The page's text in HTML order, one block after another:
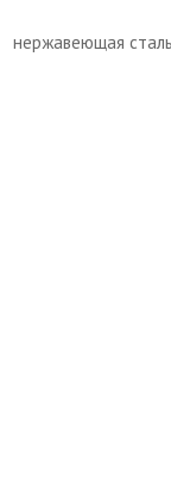
нержавеющая